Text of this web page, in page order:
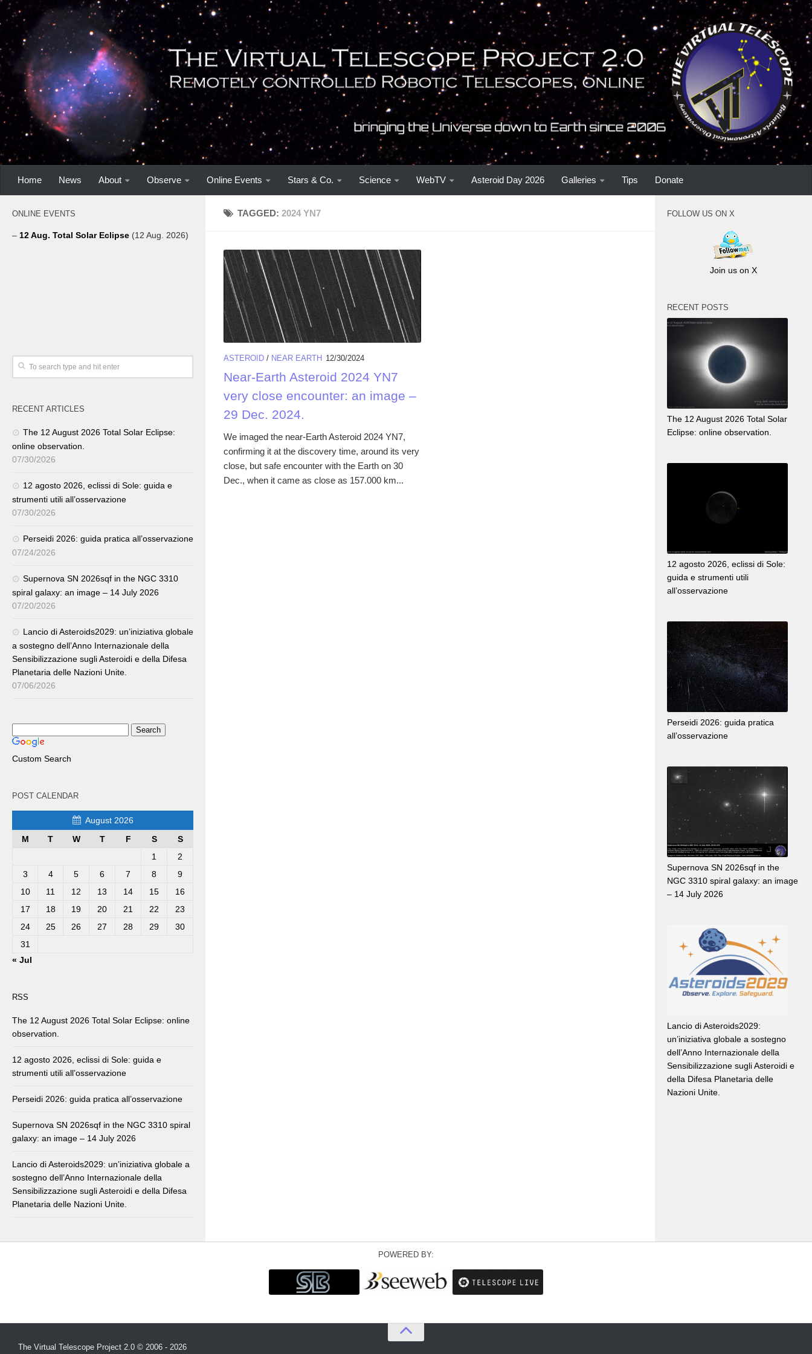
Home News About Observe Online Events Stars & Co. Science WebTV Asteroid Day 2026 Galleries Tips Donate
TAGGED:2024 YN7
ASTEROID / NEAR EARTH 12/30/2024
Near-Earth Asteroid 2024 YN7
very close encounter: an image –
29 Dec. 2024.
We imaged the near-Earth Asteroid 2024 YN7,
confirming it at the discovery time, around its very
close, but safe encounter with the Earth on 30
Dec., when it came as close as 157.000 km...
ONLINE EVENTS
– 12 Aug. Total Solar Eclipse (12 Aug. 2026)
RECENT ARTICLES
The 12 August 2026 Total Solar Eclipse:
online observation.
07/30/2026
12 agosto 2026, eclissi di Sole: guida e
strumenti utili all’osservazione
07/30/2026
Perseidi 2026: guida pratica all’osservazione
07/24/2026
Supernova SN 2026sqf in the NGC 3310
spiral galaxy: an image – 14 July 2026
07/20/2026
Lancio di Asteroids2029: un’iniziativa globale
a sostegno dell’Anno Internazionale della
Sensibilizzazione sugli Asteroidi e della Difesa
Planetaria delle Nazioni Unite.
07/06/2026
Custom Search
POST CALENDAR
August 2026
M
T W T F S
S
1
2
3
4 5 6 7 8
9
10
11 12 13 14 15
16
17
18 19 20 21 22
23
24
25 26 27 28 29
30
31
« Jul
RSS
The 12 August 2026 Total Solar Eclipse: online
observation.
12 agosto 2026, eclissi di Sole: guida e
strumenti utili all’osservazione
Perseidi 2026: guida pratica all’osservazione
Supernova SN 2026sqf in the NGC 3310 spiral
galaxy: an image – 14 July 2026
Lancio di Asteroids2029: un’iniziativa globale a
sostegno dell’Anno Internazionale della
Sensibilizzazione sugli Asteroidi e della Difesa
Planetaria delle Nazioni Unite.
FOLLOW US ON X
Join us on X
RECENT POSTS
The 12 August 2026 Total Solar
Eclipse: online observation.
12 agosto 2026, eclissi di Sole:
guida e strumenti utili
all’osservazione
Perseidi 2026: guida pratica
all’osservazione
Supernova SN 2026sqf in the
NGC 3310 spiral galaxy: an image
– 14 July 2026
Lancio di Asteroids2029:
un’iniziativa globale a sostegno
dell’Anno Internazionale della
Sensibilizzazione sugli Asteroidi e
della Difesa Planetaria delle
Nazioni Unite.
POWERED BY:
The Virtual Telescope Project 2.0 © 2006 - 2026